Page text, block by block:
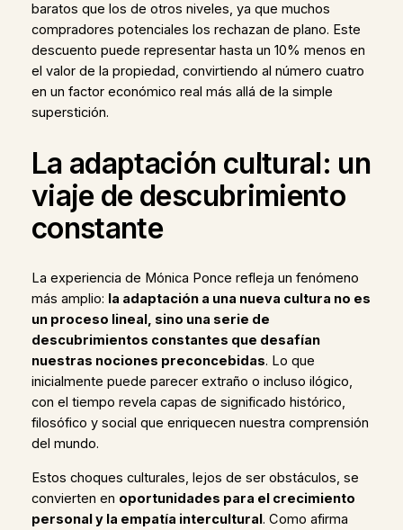
baratos que los de otros niveles, ya que muchos
compradores potenciales los rechazan de plano. Este
descuento puede representar hasta un 10% menos en
el valor de la propiedad, convirtiendo al número cuatro
en un factor económico real más allá de la simple
superstición.
La adaptación cultural: un
viaje de descubrimiento
constante
La experiencia de Mónica Ponce refleja un fenómeno
más amplio: la adaptación a una nueva cultura no es
un proceso lineal, sino una serie de
descubrimientos constantes que desafían
nuestras nociones preconcebidas. Lo que
inicialmente puede parecer extraño o incluso ilógico,
con el tiempo revela capas de significado histórico,
filosófico y social que enriquecen nuestra comprensión
del mundo.
Estos choques culturales, lejos de ser obstáculos, se
convierten en oportunidades para el crecimiento
personal y la empatía intercultural. Como afirma